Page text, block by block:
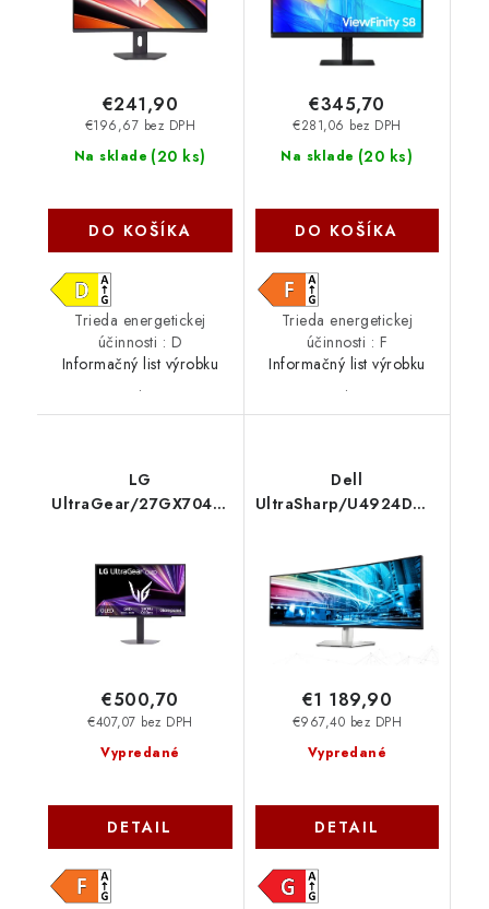
Na sklade (20 ks)
€196,67 bez DPH
€241,90
DO KOŠÍKA
Trieda energetickej
účinnosti : D
Informačný list výrobku
.
Na sklade (20 ks)
€281,06 bez DPH
€345,70
DO KOŠÍKA
Trieda energetickej
účinnosti : F
Informačný list výrobku
.
LG
UltraGear/27GX704A-
B.AEU
Vypredané
€407,07 bez DPH
€500,70
DETAIL
Dell
UltraSharp/U4924DW/49''/
Vypredané
€967,40 bez DPH
€1 189,90
DETAIL